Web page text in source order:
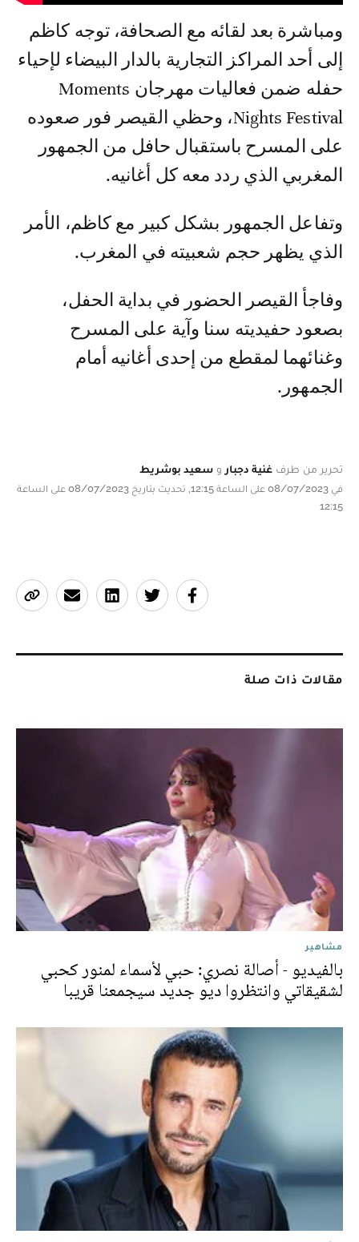
ومباشرة بعد لقائه مع الصحافة، توجه كاظم
إلى أحد المراكز التجارية بالدار البيضاء لإحياء
حفله ضمن فعاليات مهرجان Moments
Nights Festival، وحظي القيصر فور صعوده
على المسرح باستقبال حافل من الجمهور
المغربي الذي ردد معه كل أغانيه.
وتفاعل الجمهور بشكل كبير مع كاظم، الأمر
الذي يظهر حجم شعبيته في المغرب.
وفاجأ القيصر الحضور في بداية الحفل،
بصعود حفيديته سنا وآية على المسرح
وغنائهما لمقطع من إحدى أغانيه أمام
الجمهور.
تحرير من طرف غنية دجبار و سعيد بوشريط
في 08/07/2023 على الساعة 12:15, تحديث بتاريخ 08/07/2023 على الساعة
12:15
مقالات ذات صلة
مشاهير
بالفيديو - أصالة نصري: حبي لأسماء لمنور كحبي
لشقيقاتي وانتظروا ديو جديد سيجمعنا قريبا